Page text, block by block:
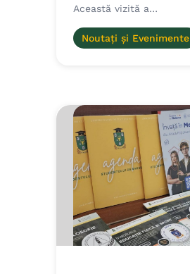
Această vizită a…
Noutați și Evenimente